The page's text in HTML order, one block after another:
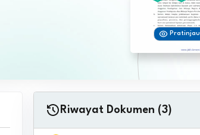
Penghargaan JDIH
Pratinjau
Riwayat Dokumen (3)